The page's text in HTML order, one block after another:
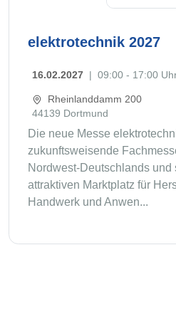
elektrotechnik 2027
16.02.2027 | 09:00 - 17:00
Rheinlanddamm 200
44139 Dortmund
Die neue Messe
zukunftsweisende
Nordwest-Deutschlands und
attraktiven Marktplatz für
Handwerk und Anwen...